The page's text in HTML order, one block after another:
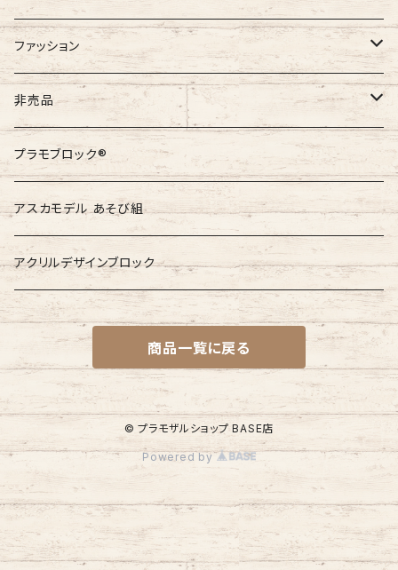
ファッション
GAIJIN MADE
非売品
非売品
非売品
プラモブロック®︎
アスカモデル あそび組
アクリルデザインブロック
商品一覧に戻る
© プラモザルショップ BASE店
Powered by